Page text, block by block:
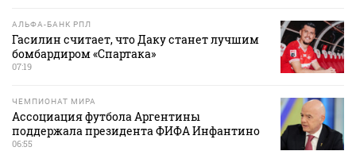
АЛЬФА-БАНК РПЛ
Гасилин считает, что Даку станет лучшим
бомбардиром «Спартака»
07:19
ЧЕМПИОНАТ МИРА
Ассоциация футбола Аргентины
поддержала президента ФИФА Инфантино
06:55